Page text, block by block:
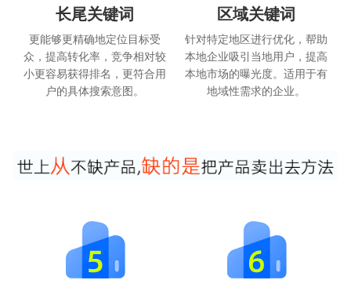
长尾关键词
更能够更精确地定位目标受
众，提高转化率，竞争相对较
小更容易获得排名，更符合用
户的具体搜索意图。
区域关键词
针对特定地区进行优化，帮助
本地企业吸引当地用户，提高
本地市场的曝光度。适用于有
地域性需求的企业。